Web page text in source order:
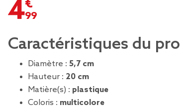
Caractéristiques du
Diamètre : 5,7 cm
Hauteur : 20 cm
Matière(s) : plastique
Coloris : multicolore